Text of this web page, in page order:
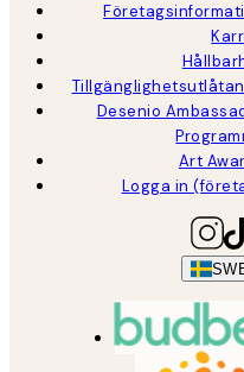
Desenio
Art
Logga in